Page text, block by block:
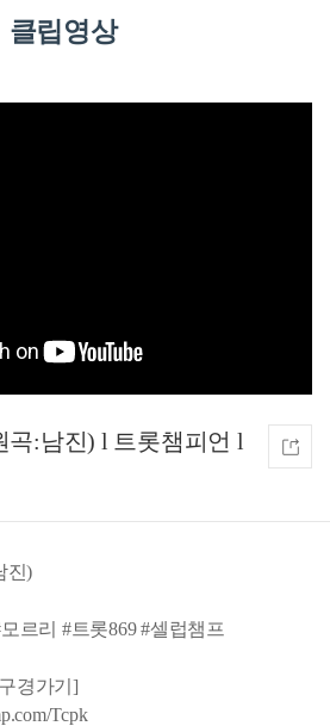
클립영상
곡:남진) l 트롯챔피언 l
진)
르리 #트롯869 #셀럽챔프
경가기]
Tcpk